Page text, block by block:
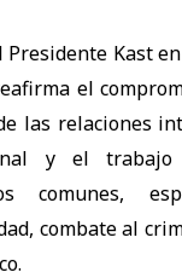
Kast
el
las relaciones
y el
comunes,
combate al